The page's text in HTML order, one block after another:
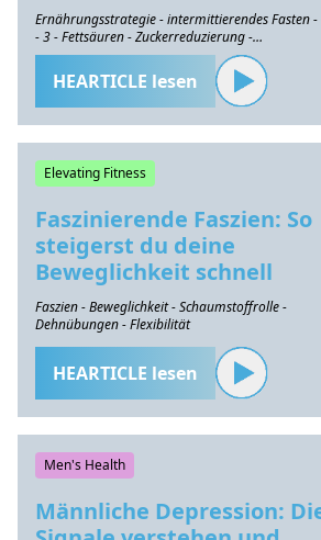
Ernährungsstrategie - intermittierendes Fasten
- 3 - Fettsäuren - Zuckerreduzierung -
Gesundheitserhaltung
HEARTICLE lesen
Elevating Fitness
Faszinierende Faszien: So
steigerst du deine
Beweglichkeit schnell
Faszien - Beweglichkeit - Schaumstoffrolle -
Dehnübungen - Flexibilität
HEARTICLE lesen
Men's Health
Männliche Depression: